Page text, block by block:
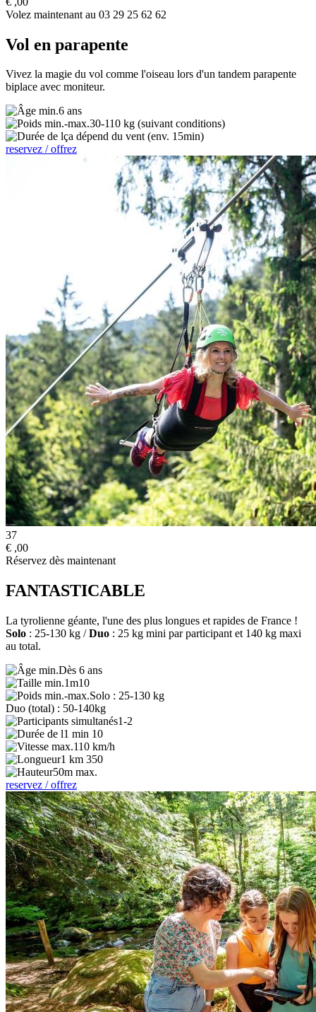
Volez maintenant au 03 29 25 62 62
Vol en parapente
Vivez la magie du vol comme l'oiseau lors d'un tandem parapente
biplace avec moniteur.
6 ans
30-110 kg (suivant conditions)
ça dépend du vent (env. 15min)
reservez / offrez
37
€ ,00
Réservez dès maintenant
FANTASTICABLE
La tyrolienne géante, l'une des plus longues et rapides de France !
Solo : 25-130 kg /Duo : 25 kg mini par participant et 140 kg maxi
au total.
Dès 6 ans
1m10
Solo : 25-130 kg
Duo (total) : 50-140kg
1-2
1 min 10
110 km/h
1 km 350
50m max.
reservez / offrez